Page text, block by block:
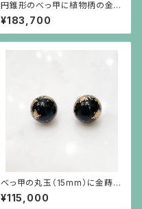
円錐形のべっ甲に植物柄の金蒔
絵が揺れるイヤリング（18k金
具）
¥183,700
べっ甲の丸玉（15mm）に金蒔絵
の薔薇の螺旋ピアス（18金ポス
ト）
¥115,000